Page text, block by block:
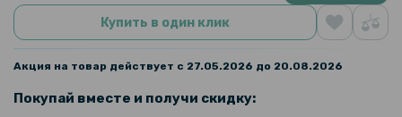
Купить в один клик
Акция на товар действует с 27.05.2026 до 20.08.2026
Покупай вместе и получи скидку: